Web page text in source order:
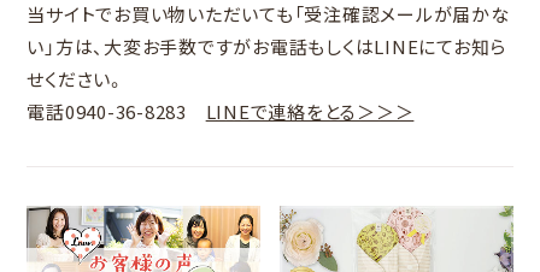
当サイトでお買い物いただいても「受注確認メールが届かな
い 」方は、大変お手数ですがお電話もしくはLINEにてお知ら
せください。
電話0940-36-8283 LINEで連絡をとる＞＞＞